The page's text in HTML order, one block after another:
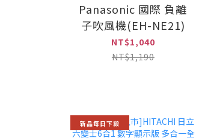
Panasonic 國際 負離
子吹風機(EH-NE21)
NT$1,040
NT$1,190
新品每日下殺